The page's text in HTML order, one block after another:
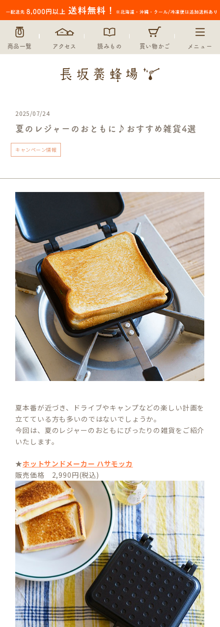
商品一覧 アクセス 読みもの 買い物かご メニュー
2025/07/24
夏のレジャーのおともに♪おすすめ雑貨4選
キャンペーン情報
夏本番が近づき、ドライブやキャンプなどの楽しい計画を
立てている方も多いのではないでしょうか。
今回は、夏のレジャーのおともにぴったりの雑貨をご紹介
いたします。
★ホットサンドメーカー ハサモッカ
販売価格 2,990円(税込)